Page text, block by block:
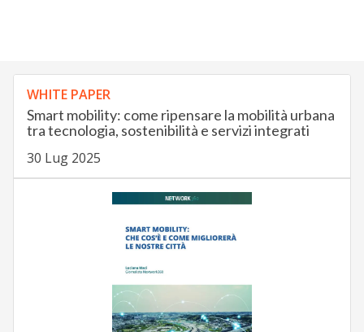
WHITE PAPER
Smart mobility: come ripensare la mobilità urbana
tra tecnologia, sostenibilità e servizi integrati
30 Lug 2025